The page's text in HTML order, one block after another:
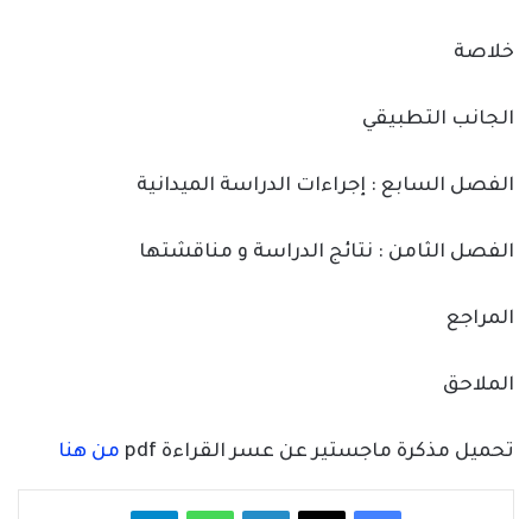
خلاصة
الجانب التطبيقي
الفصل السابع : إجراءات الدراسة الميدانية
الفصل الثامن : نتائج الدراسة و مناقشتها
المراجع
الملاحق
تحميل مذكرة ماجستير عن عسر القراءة pdf من هنا
فيسبوك لينكدإن واتساب